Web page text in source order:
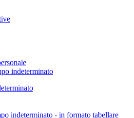
indeterminato
indeterminato - in formato tabellare